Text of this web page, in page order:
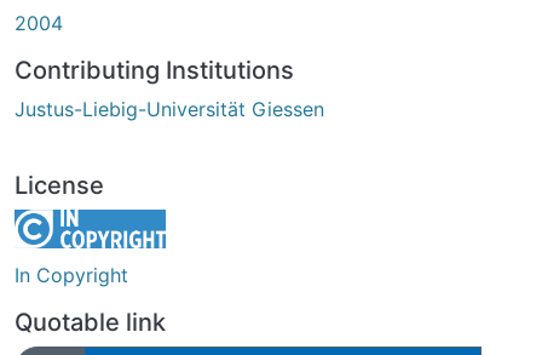
2004
Contributing Institutions
Justus-Liebig-Universität Giessen
License
In Copyright
Quotable link